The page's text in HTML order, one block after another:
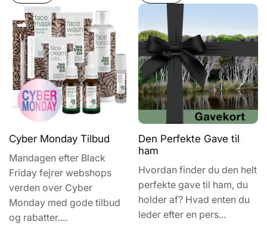
Cyber Monday Tilbud
Mandagen efter Black
Friday fejrer webshops
verden over Cyber
Monday med gode tilbud
og rabatter....
Den Perfekte Gave til
ham
Hvordan finder du den helt
perfekte gave til ham, du
holder af? Hvad enten du
leder efter en pers...